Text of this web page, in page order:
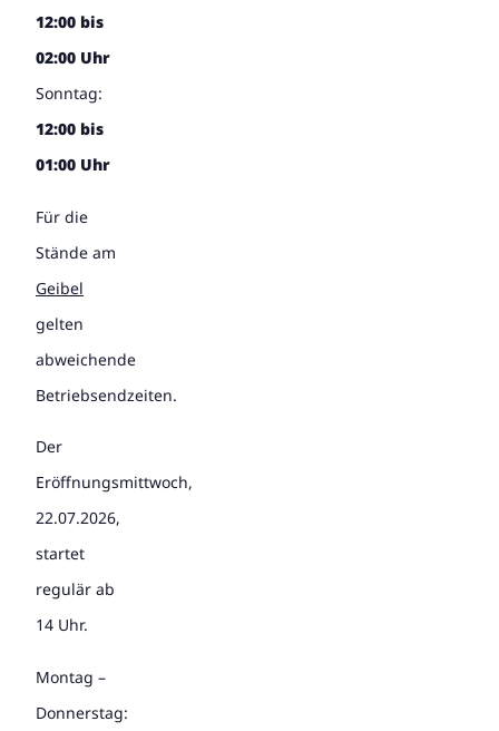
12:00 bis
02:00 Uhr
Sonntag:
12:00 bis
01:00 Uhr
Für die
Stände am
Geibel
gelten
abweichende
Betriebsendzeiten.
Der
Eröffnungsmittwoch,
22.07.2026,
startet
regulär ab
14 Uhr.
Montag –
Donnerstag: